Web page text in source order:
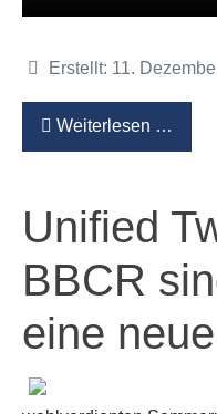
Details
Erstellt: 11.
Weiterlesen …
Unified
BBCR
eine